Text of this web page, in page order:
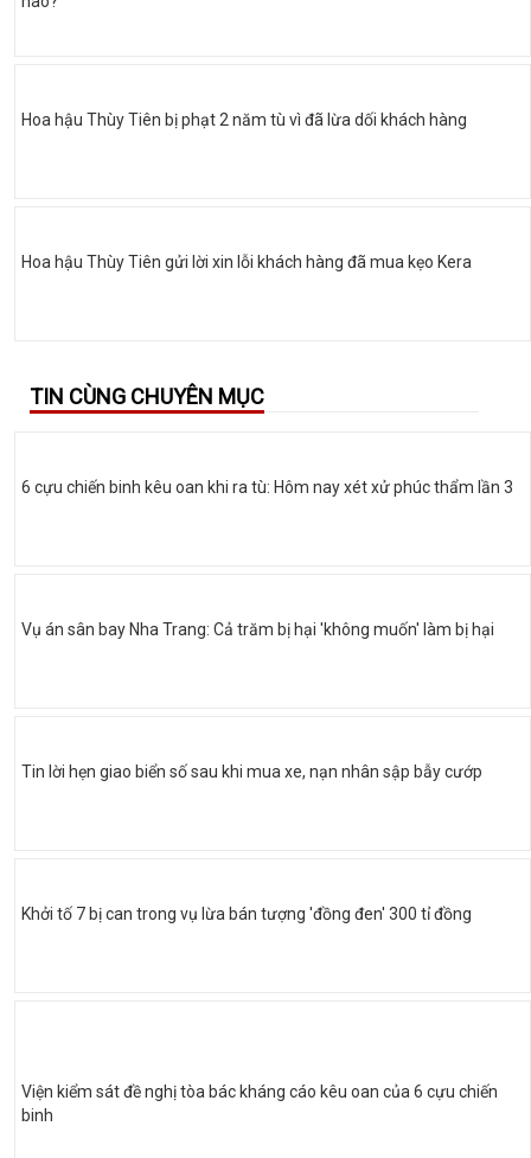
Hoa hậu Thùy Tiên bị phạt 2 năm tù vì đã lừa dối khách hàng
Hoa hậu Thùy Tiên gửi lời xin lỗi khách hàng đã mua kẹo Kera
TIN CÙNG CHUYÊN MỤC
6 cựu chiến binh kêu oan khi ra tù: Hôm nay xét xử phúc thẩm lần 3
Vụ án sân bay Nha Trang: Cả trăm bị hại 'không muốn' làm bị hại
Tin lời hẹn giao biển số sau khi mua xe, nạn nhân sập bẫy cướp
Khởi tố 7 bị can trong vụ lừa bán tượng 'đồng đen' 300 tỉ đồng
Viện kiểm sát đề nghị tòa bác kháng cáo kêu oan của 6 cựu chiến
binh